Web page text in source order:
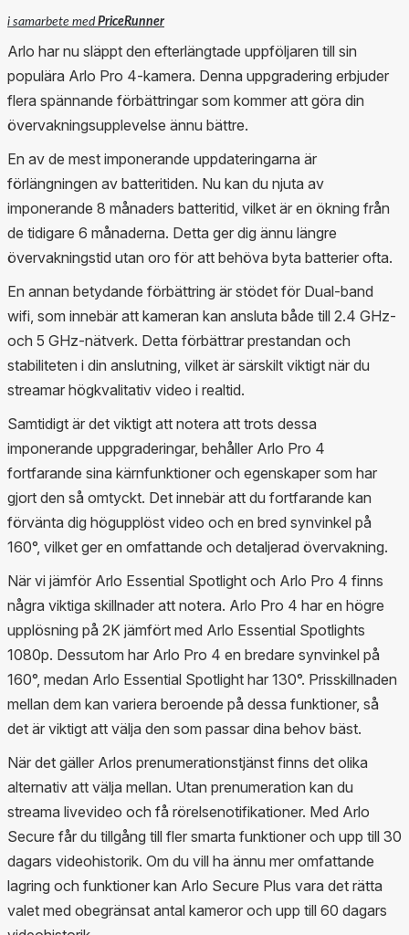
i samarbete medPriceRunner
Arlo har nu släppt den efterlängtade uppföljaren till sin
populära Arlo Pro 4-kamera. Denna uppgradering erbjuder
flera spännande förbättringar som kommer att göra din
övervakningsupplevelse ännu bättre.
En av de mest imponerande uppdateringarna är
förlängningen av batteritiden. Nu kan du njuta av
imponerande 8 månaders batteritid, vilket är en ökning från
de tidigare 6 månaderna. Detta ger dig ännu längre
övervakningstid utan oro för att behöva byta batterier ofta.
En annan betydande förbättring är stödet för Dual-band
wifi, som innebär att kameran kan ansluta både till 2.4 GHz-
och 5 GHz-nätverk. Detta förbättrar prestandan och
stabiliteten i din anslutning, vilket är särskilt viktigt när du
streamar högkvalitativ video i realtid.
Samtidigt är det viktigt att notera att trots dessa
imponerande uppgraderingar, behåller Arlo Pro 4
fortfarande sina kärnfunktioner och egenskaper som har
gjort den så omtyckt. Det innebär att du fortfarande kan
förvänta dig högupplöst video och en bred synvinkel på
160°, vilket ger en omfattande och detaljerad övervakning.
När vi jämför Arlo Essential Spotlight och Arlo Pro 4 finns
några viktiga skillnader att notera. Arlo Pro 4 har en högre
upplösning på 2K jämfört med Arlo Essential Spotlights
1080p. Dessutom har Arlo Pro 4 en bredare synvinkel på
160°, medan Arlo Essential Spotlight har 130°. Prisskillnaden
mellan dem kan variera beroende på dessa funktioner, så
det är viktigt att välja den som passar dina behov bäst.
När det gäller Arlos prenumerationstjänst finns det olika
alternativ att välja mellan. Utan prenumeration kan du
streama livevideo och få rörelsenotifikationer. Med Arlo
Secure får du tillgång till fler smarta funktioner och upp till 30
dagars videohistorik. Om du vill ha ännu mer omfattande
lagring och funktioner kan Arlo Secure Plus vara det rätta
valet med obegränsat antal kameror och upp till 60 dagars